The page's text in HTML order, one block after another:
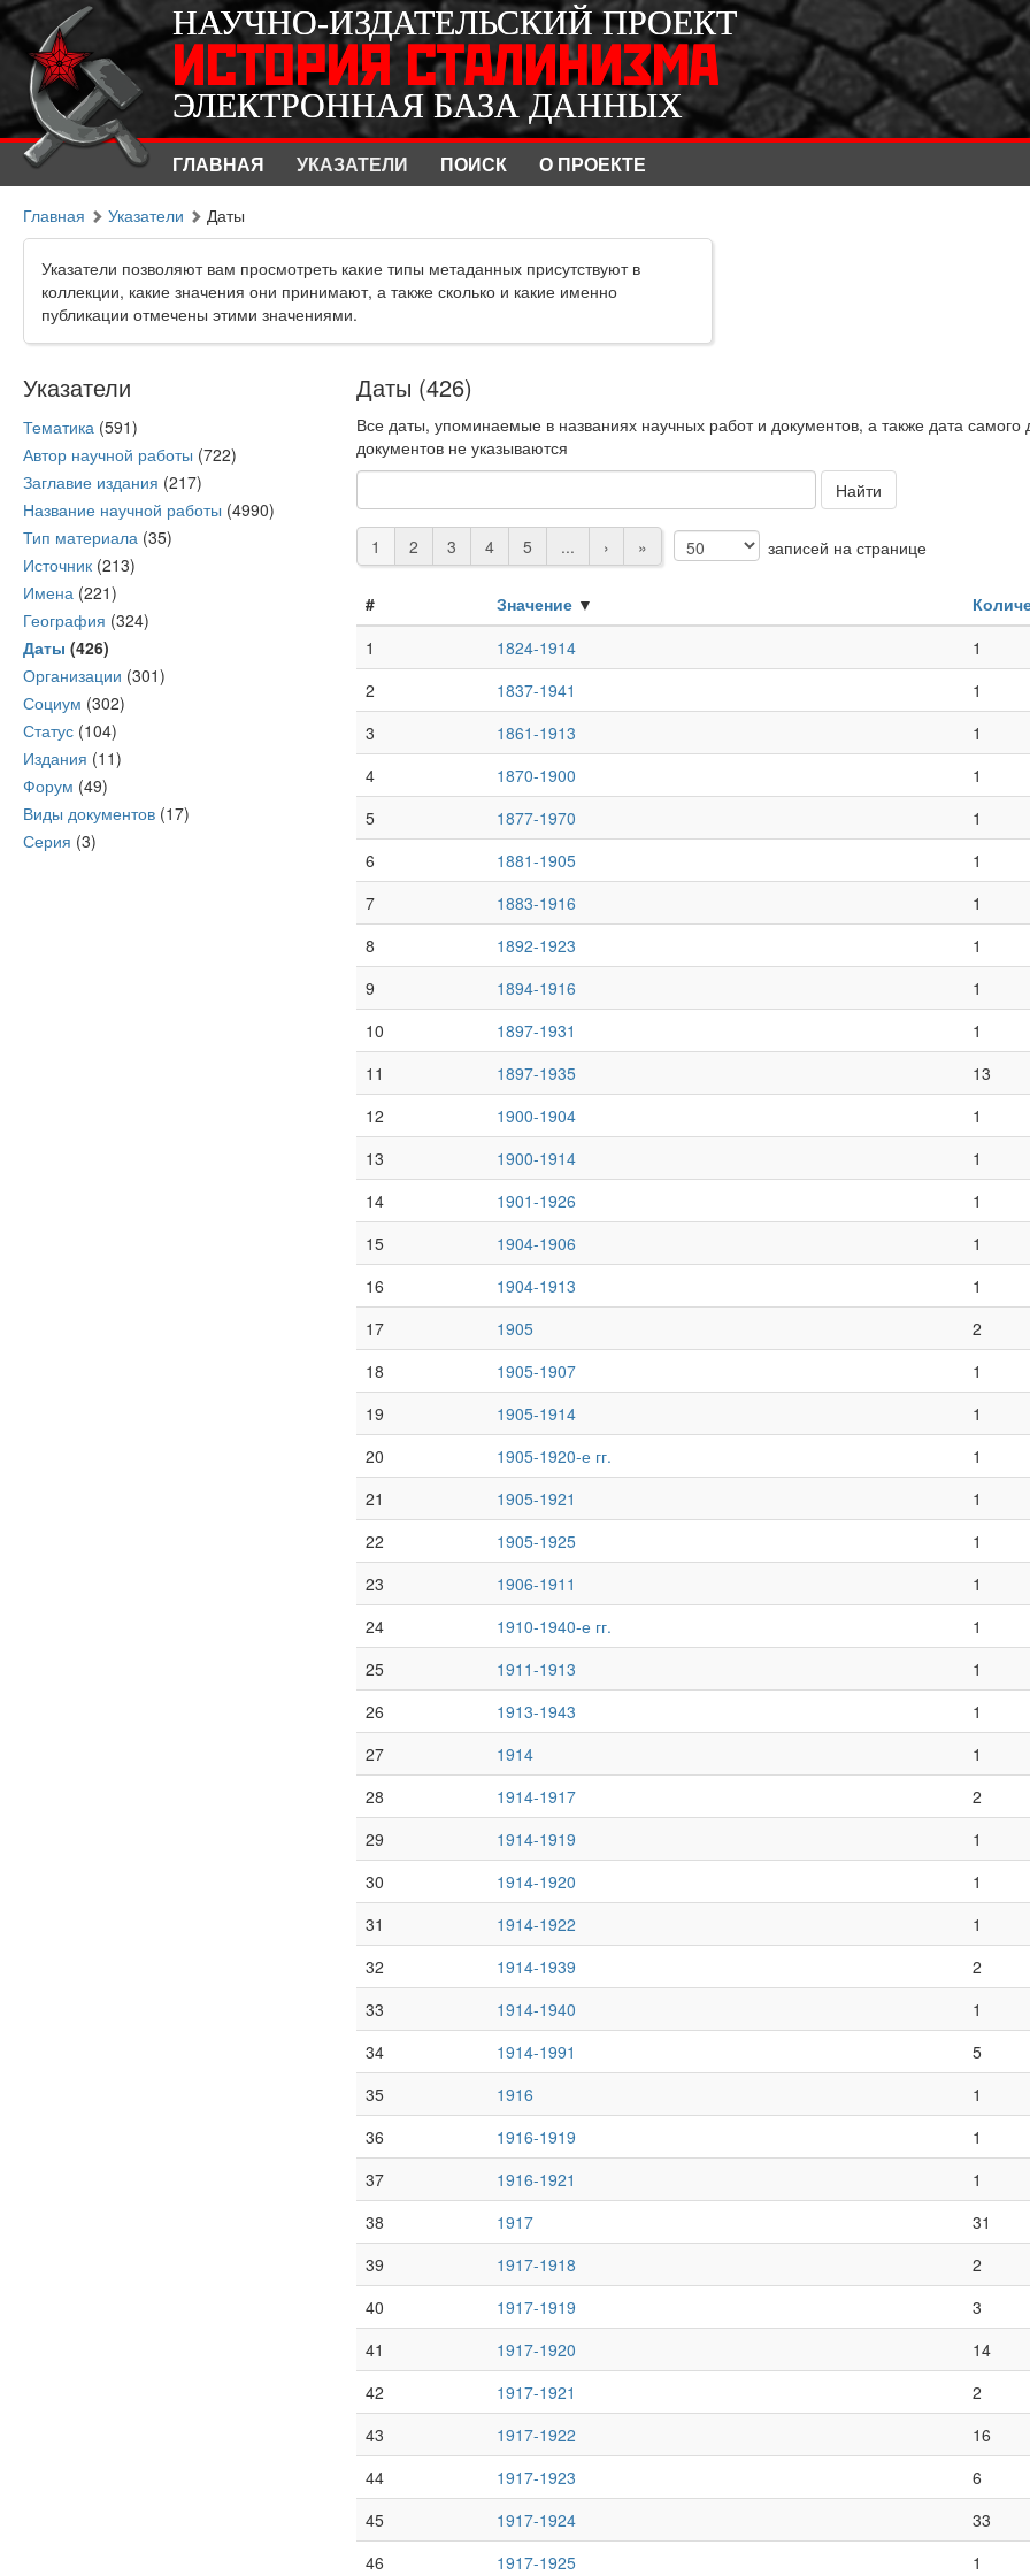
НАУЧНО-ИЗДАТЕЛЬСКИЙ ПРОЕКТ
ИСТОРИЯ СТАЛИНИЗМА
ЭЛЕКТРОННАЯ БАЗА ДАННЫХ
ГЛАВНАЯ УКАЗАТЕЛИ ПОИСК О ПРОЕКТЕ
НАУЧНО-ИЗДАТЕЛЬСКИЙ ПРОЕКТ
ИСТОРИЯ СТАЛИНИЗМА
ЭЛЕКТРОННАЯ БАЗА ДАННЫХ
Главная Указатели Даты
Указатели позволяют вам просмотреть какие типы метаданных присутствуют в
коллекции, какие значения они принимают, а также сколько и какие именно
публикации отмечены этими значениями.
Указатели
Тематика (591)
Автор научной работы (722)
Заглавие издания (217)
Название научной работы (4990)
Тип материала (35)
Источник (213)
Имена (221)
География (324)
Даты (426)
Организации (301)
Социум (302)
Статус (104)
Издания (11)
Форум (49)
Виды документов (17)
Серия (3)
Даты (426)
Все даты, упоминаемые в названиях научных работ и документов, а также дата
документов не указываются
1 2 3 4 5 ... › » записей на странице
# Значение ▼
1
1824-1914
1
2
1837-1941
1
3
1861-1913
1
4
1870-1900
1
5
1877-1970
1
6
1881-1905
1
7
1883-1916
1
8
1892-1923
1
9
1894-1916
1
10
1897-1931
1
11
1897-1935
13
12
1900-1904
1
13
1900-1914
1
14
1901-1926
1
15
1904-1906
1
16
1904-1913
1
17
1905
2
18
1905-1907
1
19
1905-1914
1
20
1905-1920-е гг.
1
21
1905-1921
1
22
1905-1925
1
23
1906-1911
1
24
1910-1940-е гг.
1
25
1911-1913
1
26
1913-1943
1
27
1914
1
28
1914-1917
2
29
1914-1919
1
30
1914-1920
1
31
1914-1922
1
32
1914-1939
2
33
1914-1940
1
34
1914-1991
5
35
1916
1
36
1916-1919
1
37
1916-1921
1
38
1917
31
39
1917-1918
2
40
1917-1919
3
41
1917-1920
14
42
1917-1921
2
43
1917-1922
16
44
1917-1923
6
45
1917-1924
33
46
1917-1925 1